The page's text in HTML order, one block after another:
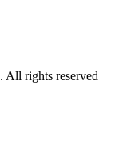
. All rights reserved